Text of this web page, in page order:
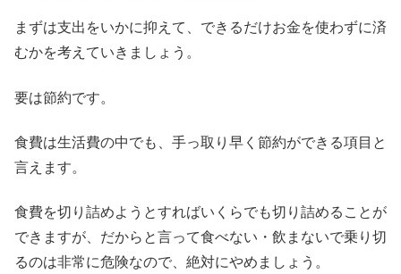
まずは支出をいかに抑えて、できるだけお金を使わずに済
むかを考えていきましょう。
要は節約です。
食費は生活費の中でも、手っ取り早く節約ができる項目と
言えます。
食費を切り詰めようとすればいくらでも切り詰めることが
できますが、だからと言って食べない・飲まないで乗り切
るのは非常に危険なので、絶対にやめましょう。